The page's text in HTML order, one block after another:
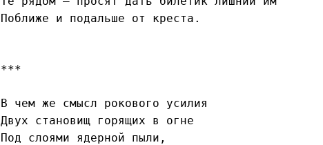
Поближе и подальше от креста.
***
В чем же смысл рокового усилия
Двух становищ горящих в огне
Под слоями ядерной пыли,